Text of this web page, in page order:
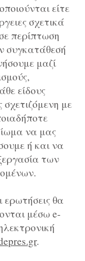
είτε
σχετικά
περίπτωση
συγκατάθεσή
μαζί
είδους
σχετιζόμενη με
να μας
ή και να
των
ερωτήσεις θα
μέσω e-
.